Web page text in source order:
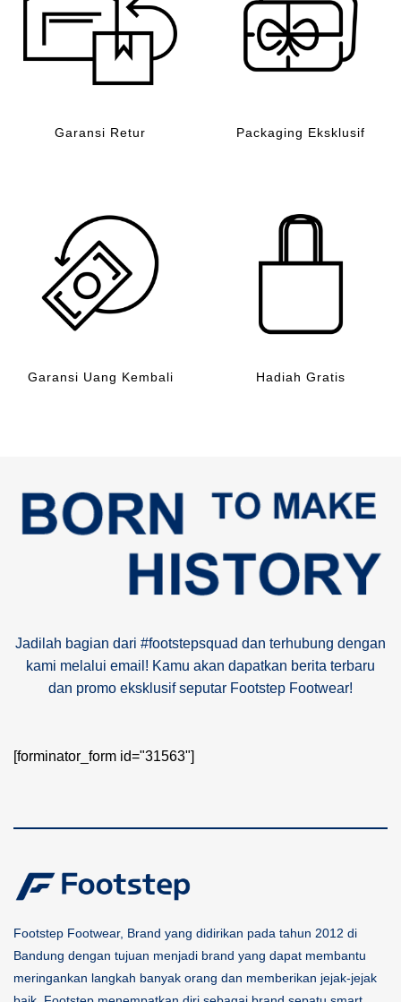
Garansi Retur Packaging Eksklusif
Garansi Uang Kembali Hadiah Gratis
Jadilah bagian dari #footstepsquad dan terhubung dengan
kami melalui email! Kamu akan dapatkan berita terbaru
dan promo eksklusif seputar Footstep Footwear!
[forminator_form id="31563"]
Footstep Footwear, Brand yang didirikan pada tahun 2012 di
Bandung dengan tujuan menjadi brand yang dapat membantu
meringankan langkah banyak orang dan memberikan jejak-jejak